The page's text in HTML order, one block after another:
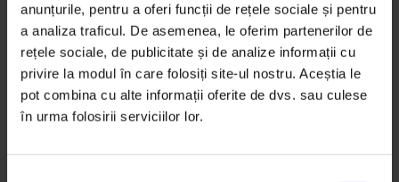
anunțurile, pentru a oferi funcții de rețele sociale și pentru
a analiza traficul. De asemenea, le oferim partenerilor de
rețele sociale, de publicitate și de analize informații cu
privire la modul în care folosiți site-ul nostru. Aceștia le
pot combina cu alte informații oferite de dvs. sau culese
în urma folosirii serviciilor lor.
Secretul în reproducție, mi‑a explicat Ovidiu, e
uniformitatea. Dacă cresc sănătos și uniform,
păsările vor răspunde uniform la stimularea
luminoasă și vor începe să facă ouă uniform și în
procent cât mai mare.
Vaccinurile sunt esențiale pentru prevenția bolilor și